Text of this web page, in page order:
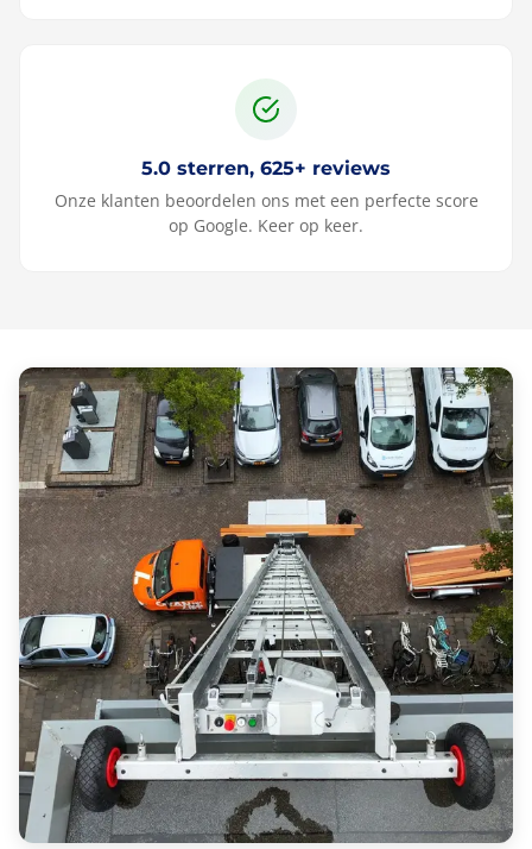
5.0 sterren, 625+ reviews
Onze klanten beoordelen ons met een perfecte score
op Google. Keer op keer.